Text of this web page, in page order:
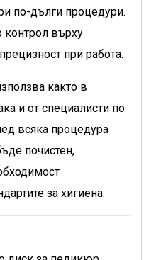
по-дълги процедури.
контрол върху
при работа.
както в
и от специалисти по
всяка процедура
почистен,
за хигиена.